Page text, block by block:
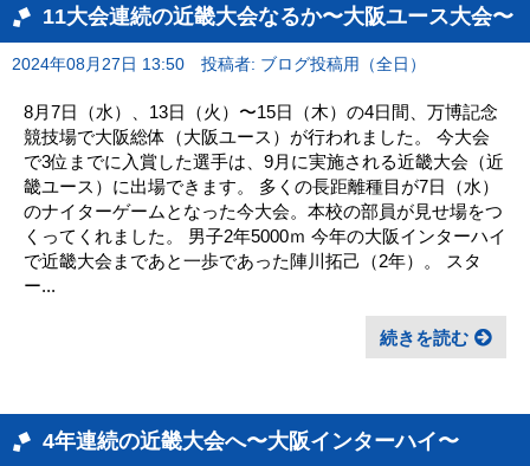
11大会連続の近畿大会なるか〜大阪ユース大会〜
2024年08月27日 13:50 投稿者: ブログ投稿用（全日）
8月7日（水）、13日（火）〜15日（木）の4日間、万博記念
競技場で大阪総体（大阪ユース）が行われました。 今大会
で3位までに入賞した選手は、9月に実施される近畿大会（近
畿ユース）に出場できます。 多くの長距離種目が7日（水）
のナイターゲームとなった今大会。本校の部員が見せ場をつ
くってくれました。 男子2年5000ｍ 今年の大阪インターハイ
で近畿大会まであと一歩であった陣川拓己（2年）。 スタ
ー...
続きを読む
4年連続の近畿大会へ〜大阪インターハイ〜